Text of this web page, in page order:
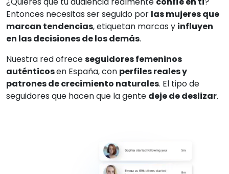
Entonces necesitas ser seguido por las mujeres que
marcan tendencias, etiquetan marcas y influyen
en las decisiones de los demás.
Nuestra red ofreceseguidores femeninos
auténticosen España, con perfiles reales y
patrones de crecimiento naturales. El tipo de
seguidores que hacen que la gente deje de deslizar.